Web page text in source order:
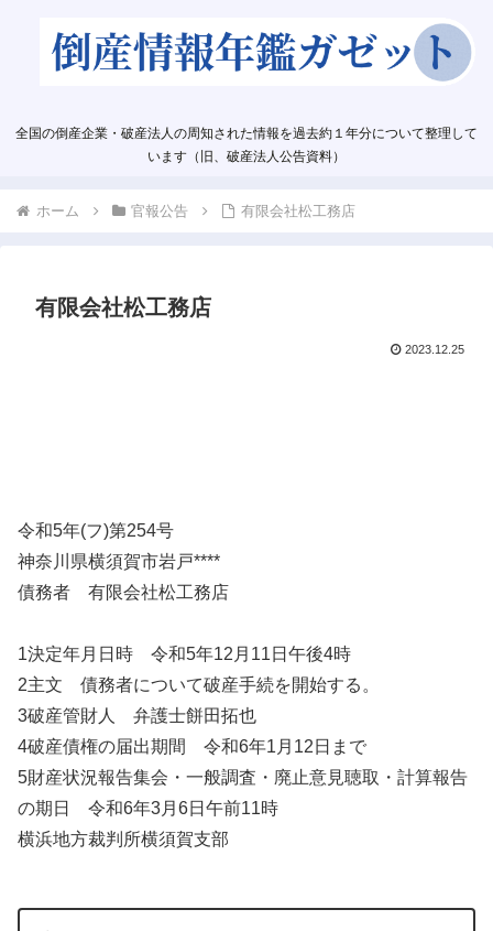
全国の倒産企業・破産法人の周知された情報を過去約１年分について整理して
います（旧、破産法人公告資料）
ホーム 官報公告 有限会社松工務店
有限会社松工務店
2023.12.25
令和5年(フ)第254号
神奈川県横須賀市岩戸****
債務者 有限会社松工務店
1決定年月日時 令和5年12月11日午後4時
2主文 債務者について破産手続を開始する。
3破産管財人 弁護士餅田拓也
4破産債権の届出期間 令和6年1月12日まで
5財産状況報告集会・一般調査・廃止意見聴取・計算報告
の期日 令和6年3月6日午前11時
横浜地方裁判所横須賀支部